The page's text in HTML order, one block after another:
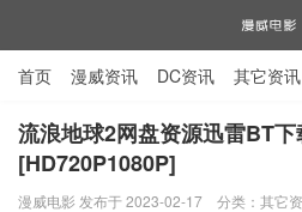
漫威电
首页 漫威资讯 DC资讯 其它资讯
电视剧资源 漫威图片
流浪地球2网盘资源迅雷BT
[HD720P1080P]
漫威电影 发布于 2023-02-17 分类： 其它